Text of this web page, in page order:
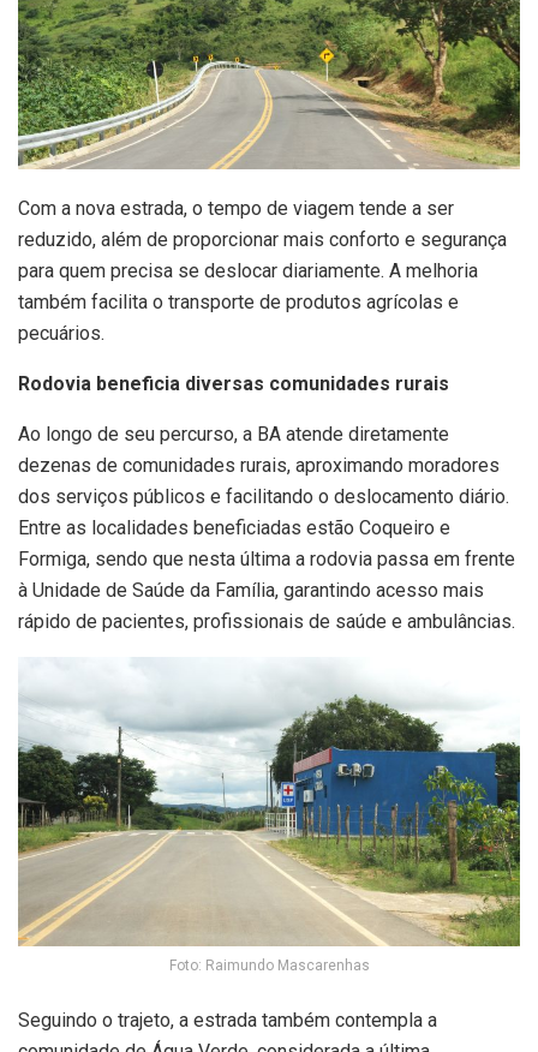
Com a nova estrada, o tempo de viagem tende a ser
reduzido, além de proporcionar mais conforto e segurança
para quem precisa se deslocar diariamente. A melhoria
também facilita o transporte de produtos agrícolas e
pecuários.
Rodovia beneficia diversas comunidades rurais
Ao longo de seu percurso, a BA atende diretamente
dezenas de comunidades rurais, aproximando moradores
dos serviços públicos e facilitando o deslocamento diário.
Entre as localidades beneficiadas estão Coqueiro e
Formiga, sendo que nesta última a rodovia passa em frente
à Unidade de Saúde da Família, garantindo acesso mais
rápido de pacientes, profissionais de saúde e ambulâncias.
Foto: Raimundo Mascarenhas
Seguindo o trajeto, a estrada também contempla a